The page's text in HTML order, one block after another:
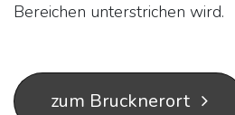
Bereichen unterstrichen wird.
zum Brucknerort